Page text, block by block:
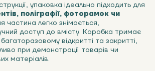
упаковка ідеально підходить для
поліграфії, фоторамок чи
частина легко знімається,
доступ до вмісту. Коробка тримає
відкритті та закритті,
при демонстрації товарів чи
матеріалів.